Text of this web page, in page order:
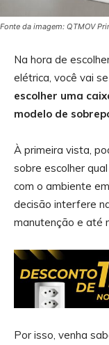
Fonte da imagem: QTMOV
Na hora de
elétrica, você vai
escolher uma
modelo de
À primeira vista,
sobre escolher
com o ambiente
decisão interfere
manutenção e até
Por isso, venha